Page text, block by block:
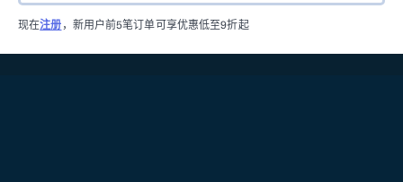
现在注册 ，新用户前5笔订单可享优惠低至9折起